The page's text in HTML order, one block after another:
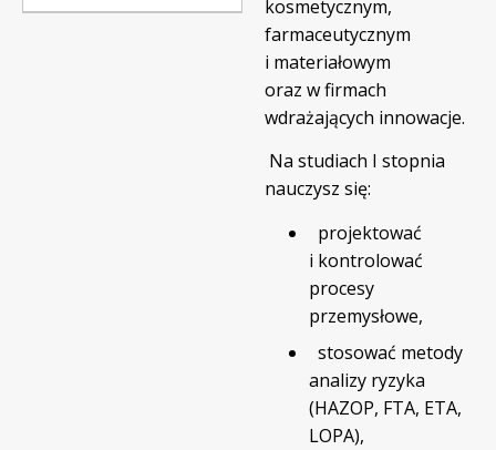
kosmetycznym,
farmaceutycznym
i materiałowym
oraz w firmach
wdrażających innowacje.
Na studiach I stopnia
nauczysz się:
projektować
i kontrolować
procesy
przemysłowe,
stosować metody
analizy ryzyka
(HAZOP, FTA, ETA,
LOPA),